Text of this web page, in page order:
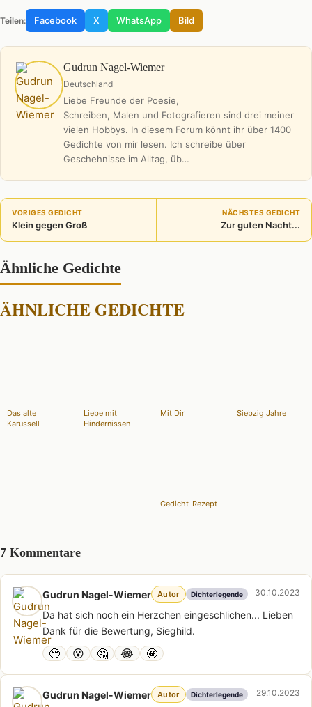
Teilen: Facebook X WhatsApp Bild
Gudrun Nagel-Wiemer
Deutschland
Liebe Freunde der Poesie,
Schreiben, Malen und Fotografieren sind drei meiner
vielen Hobbys. In diesem Forum könnt ihr über 1400
Gedichte von mir lesen. Ich schreibe über
Geschehnisse im Alltag, üb…
VORIGES GEDICHT
Klein gegen Groß
NÄCHSTES GEDICHT
Zur guten Nacht...
Ähnliche Gedichte
ÄHNLICHE GEDICHTE
Das alte
Karussell
Liebe mit
Hindernissen
Mit Dir Siebzig Jahre
Gedicht-Rezept
7 Kommentare
Gudrun Nagel-Wiemer Autor Dichterlegende 30.10.2023
Da hat sich noch ein Herzchen eingeschlichen... Lieben
Dank für die Bewertung, Sieghild.
🥹 😮 🤔 😂 🤩
Gudrun Nagel-Wiemer Autor Dichterlegende 29.10.2023